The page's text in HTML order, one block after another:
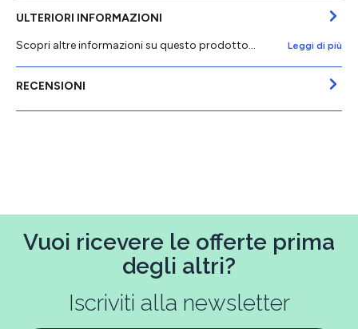
ULTERIORI INFORMAZIONI
Scopri altre informazioni su questo prodotto...
Leggi di più
RECENSIONI
Vuoi ricevere le offerte prima
degli altri?
Iscriviti alla newsletter